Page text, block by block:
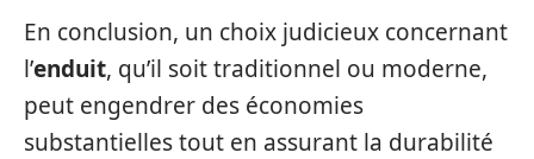
En conclusion, un choix judicieux concernant
l’enduit, qu’il soit traditionnel ou moderne,
peut engendrer des économies
substantielles tout en assurant la durabilité